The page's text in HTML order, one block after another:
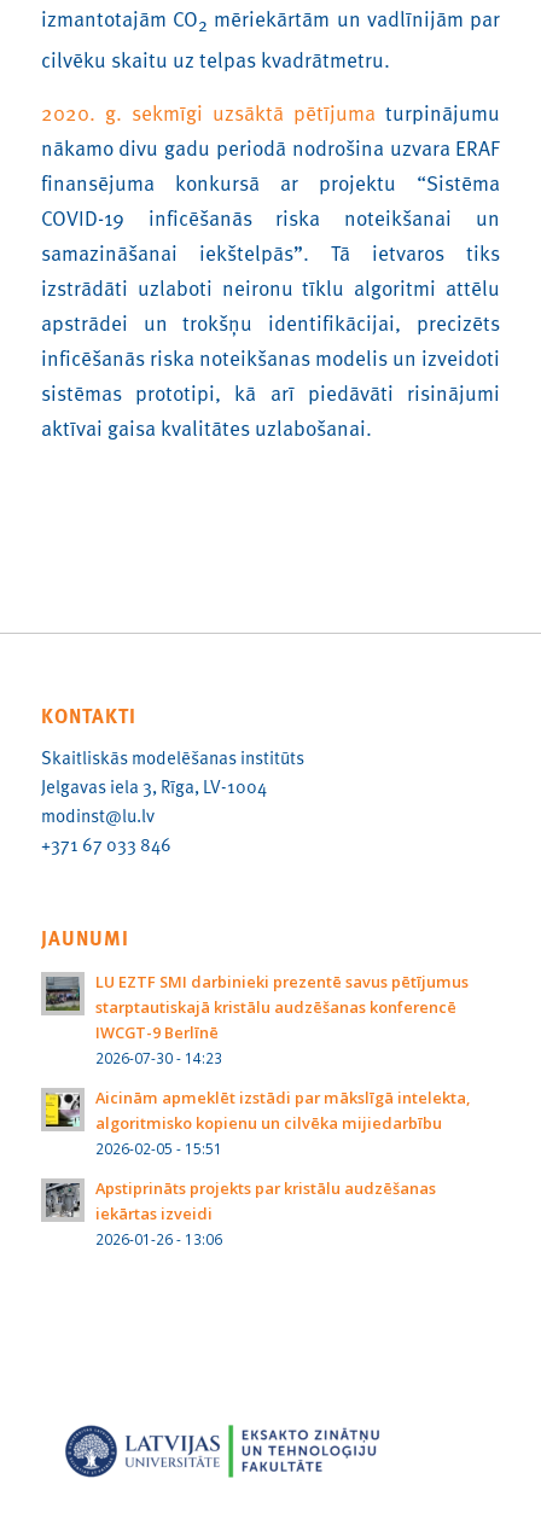
izmantotajām CO2 mēriekārtām un vadlīnijām par
cilvēku skaitu uz telpas kvadrātmetru.
2020. g. sekmīgi uzsāktā pētījuma turpinājumu
nākamo divu gadu periodā nodrošina uzvara ERAF
finansējuma konkursā ar projektu “Sistēma
COVID-19 inficēšanās riska noteikšanai un
samazināšanai iekštelpās”. Tā ietvaros tiks
izstrādāti uzlaboti neironu tīklu algoritmi attēlu
apstrādei un trokšņu identifikācijai, precizēts
inficēšanās riska noteikšanas modelis un izveidoti
sistēmas prototipi, kā arī piedāvāti risinājumi
aktīvai gaisa kvalitātes uzlabošanai.
KONTAKTI
Skaitliskās modelēšanas institūts
Jelgavas iela 3, Rīga, LV-1004
modinst@lu.lv
+371 67 033 846
JAUNUMI
LU EZTF SMI darbinieki prezentē savus pētījumus
starptautiskajā kristālu audzēšanas konferencē
IWCGT-9 Berlīnē
2026-07-30 - 14:23
Aicinām apmeklēt izstādi par mākslīgā intelekta,
algoritmisko kopienu un cilvēka mijiedarbību
2026-02-05 - 15:51
Apstiprināts projekts par kristālu audzēšanas
iekārtas izveidi
2026-01-26 - 13:06